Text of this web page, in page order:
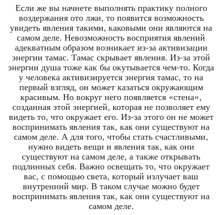
Если же вы начнете выполнять практику полного
воздержания ото лжи, то появится возможность
увидеть явления такими, каковыми они являются на
самом деле. Невозможность восприятия явлений
адекватным образом возникает из-за активизации
энергии тамас. Тамас скрывает явления. Из-за этой
энергии душа тоже как бы окутывается чем-то. Когда
у человека активизируется энергия тамас, то на
первый взгляд, он может казаться окружающим
красивым. Но вокруг него появляется «стена»,
созданная этой энергией, которая не позволяет ему
видеть то, что окружает его. Из-за этого он не может
воспринимать явления так, как они существуют на
самом деле. А для того, чтобы стать счастливыми,
нужно видеть вещи и явления так, как они
существуют на самом деле, а также открывать
подлинных себя. Важно освещать то, что окружает
вас, с помощью света, который излучает ваш
внутренний мир. В таком случае можно будет
воспринимать явления так, как они существуют на
самом деле.